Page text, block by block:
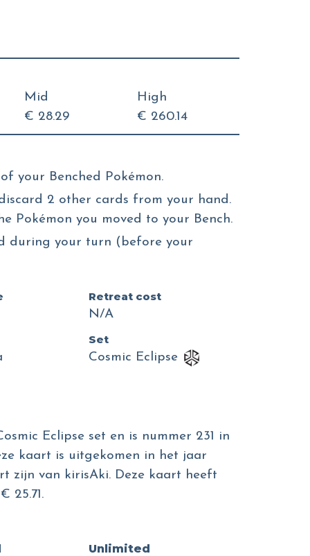
Mid
€ 28.29
High
€ 260.14
your Benched Pokémon.
2 other cards from your hand.
Pokémon you moved to your Bench.
during your turn (before your
Retreat cost
N/A
Set
Cosmic Eclipse
Eclipse set en is nummer 231 in
kaart is uitgekomen in het jaar
zijn van kirisAki. Deze kaart heeft
25.71.
Unlimited